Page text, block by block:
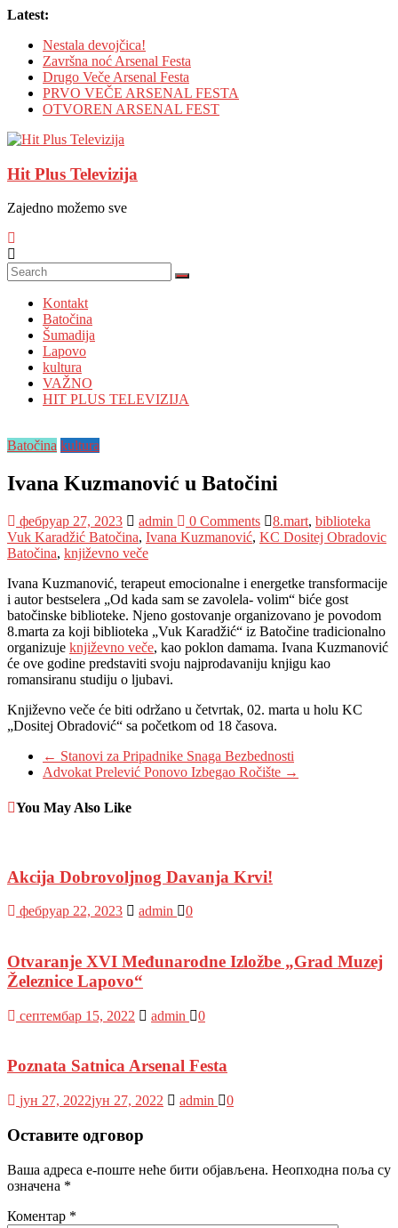
Skip
content
Latest:
Nestala devojčica!
Završna noć Arsenal Festa
Drugo Veče Arsenal Festa
PRVO VEČE ARSENAL FESTA
OTVOREN ARSENAL FEST
Hit Plus Televizija
Zajedno možemo sve
Kontakt
Batočina
Šumadija
Lapovo
kultura
VAŽNO
HIT PLUS TELEVIZIJA
Batočina kultura
Ivana Kuzmanović u Batočini
фебруар 27, 2023 admin 0 Comments 8.mart, biblioteka
Vuk Karadžić Batočina, Ivana Kuzmanović, KC Dositej Obradovic
Batočina, književno veče
Ivana Kuzmanović, terapeut emocionalne i energetke transformacije
i autor bestselera „Od kada sam se zavolela- volim“ biće gost
batočinske biblioteke. Njeno gostovanje organizovano je povodom
8.marta za koji biblioteka „Vuk Karadžić“ iz Batočine tradicionalno
organizuje književno veče, kao poklon damama. Ivana Kuzmanović
će ove godine predstaviti svoju najprodavaniju knjigu kao
romansiranu studiju o ljubavi.
Književno veče će biti održano u četvrtak, 02. marta u holu KC
„Dositej Obradović“ sa početkom od 18 časova.
← Stanovi za Pripadnike Snaga Bezbednosti
Advokat Prelević Ponovo Izbegao Ročište →
You May Also Like
Akcija Dobrovoljnog Davanja Krvi!
фебруар 22, 2023 admin 0
Otvaranje XVI Međunarodne Izložbe „Grad Muzej
Železnice Lapovo“
септембар 15, 2022 admin 0
Poznata Satnica Arsenal Festa
јун 27, 2022јун 27, 2022 admin 0
Оставите одговор
Ваша адреса е-поште неће бити објављена. Неопходна поља су
означена *
Коментар *